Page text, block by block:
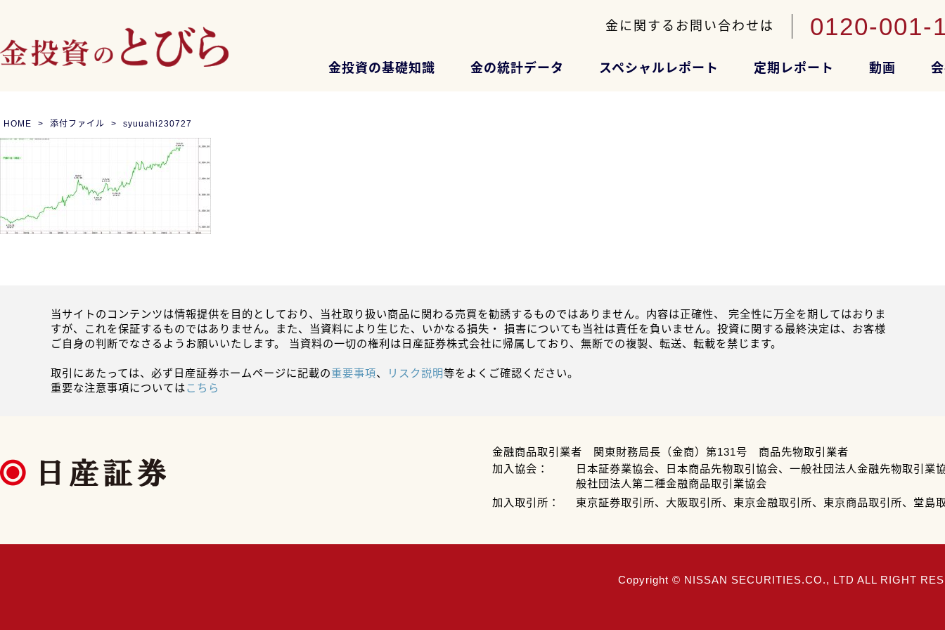
金に関するお問い合わせは 0120-001-
金投資の基礎知識 金の統計データ スペシャルレポート 定期レポート 動画
HOME 添付ファイル syuuahi230727
当サイトのコンテンツは情報提供を目的としており、当社取り扱い商品に関わる売買を勧誘するものではありません。内容は正確性、 完全性に万全を期してはおりま
すが、これを保証するものではありません。また、当資料により生じた、いかなる損失・ 損害についても当社は責任を負いません。投資に関する最終決定は、お客様
ご自身の判断でなさるようお願いいたします。 当資料の一切の権利は日産証券株式会社に帰属しており、無断での複製、転送、転載を禁じます。
取引にあたっては、必ず日産証券ホームページに記載の重要事項、 リスク説明等をよくご確認ください。
重要な注意事項についてはこちら
金融商品取引業者 関東財務局長（金商）第131号 商品先物取引業者
加入協会：
日本証券業協会、日本商品先物取引協会、一般社団法人金融先物取引業
般社団法人第二種金融商品取引業協会
加入取引所：
東京証券取引所、大阪取引所、東京金融取引所、東京商品取引所、堂島
Copyright © NISSAN SECURITIES.CO., LTD ALL RIGHT